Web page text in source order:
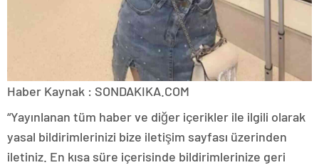
Haber Kaynak : SONDAKIKA.COM
“Yayınlanan tüm haber ve diğer içerikler ile ilgili olarak
yasal bildirimlerinizi bize iletişim sayfası üzerinden
iletiniz. En kısa süre içerisinde bildirimlerinize geri